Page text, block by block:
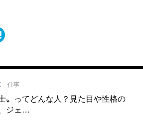
仕事
士〟ってどんな人？見た目や性格の
ジェ…